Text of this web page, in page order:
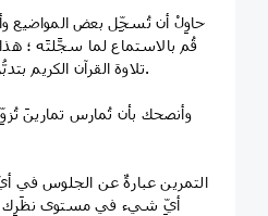
حاوِلْ أن تُسجِّل بعض المواضيع
قُم بالاستماع لما سجَّلتَه ؛
تلاوة القرآن الكريم بتدبُّر تُساعد في طلاقة اللِّسان.
وأنصحك بأن تُمارس تمارينَ
التمرين عبارةٌ عن الجلوس في
أيِّ شيء في مستوى نظَرِك ،